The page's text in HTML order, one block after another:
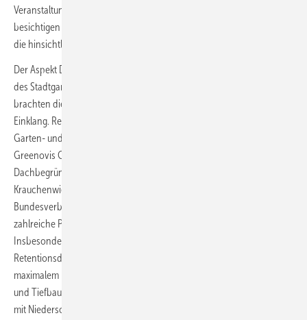
Veranstaltungshalle und ein Hotel entstanden sind. Bei gutem Wetter
besichtigen tausende Menschen pro Tag die grüne Attraktion – eine,
die hinsichtlich Optik und Nutzen einzigartig ist!
Der Aspekt Denkmalschutz war eine der Herausforderungen beim Bau
des Stadtgartens. Die historische Substanz und das neue Grün
brachten die Planer von Landschaftsarchitektur+ aus Hamburg in
Einklang. Realisiert wurde die Anlage von der Klaus Hildebrandt
Garten- und Landschaftsbau AG, ebenfalls aus Hamburg und Teil der
Greenovis Group. Das Unternehmen ist ein Partnerbetrieb des
Dachbegrünungsherstellers Optigrün international AG aus
Krauchenwies-Göggingen. Alle drei Genannten sind Mitglieder des
Bundesverbands GebäudeGrün e.V. (BuGG). Zum Einsatz kommen
zahlreiche Produkte und Systemlösungen von Optigrün.
Insbesondere durch die intelligente Steuerung der
Retentionsdachflächen zur Erzielung minimaler Abflussmengen und
maximalem Regenwasserrückhalt sowie die Verknüpfung von Hoch-
und Tiefbaukomponenten ist der grüne Bunker ein Vorbild im Umgang
mit Niederschlägen im urbanen Umfeld – neben der öffentlichen